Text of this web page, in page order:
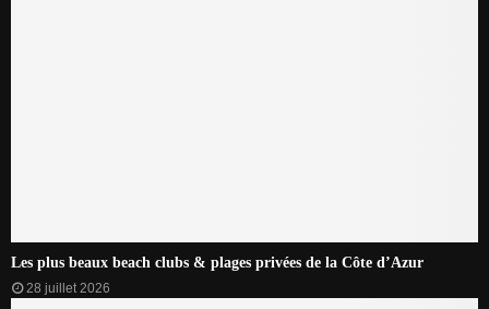
Les plus beaux beach clubs & plages privées de la Côte d’Azur
28 juillet 2026